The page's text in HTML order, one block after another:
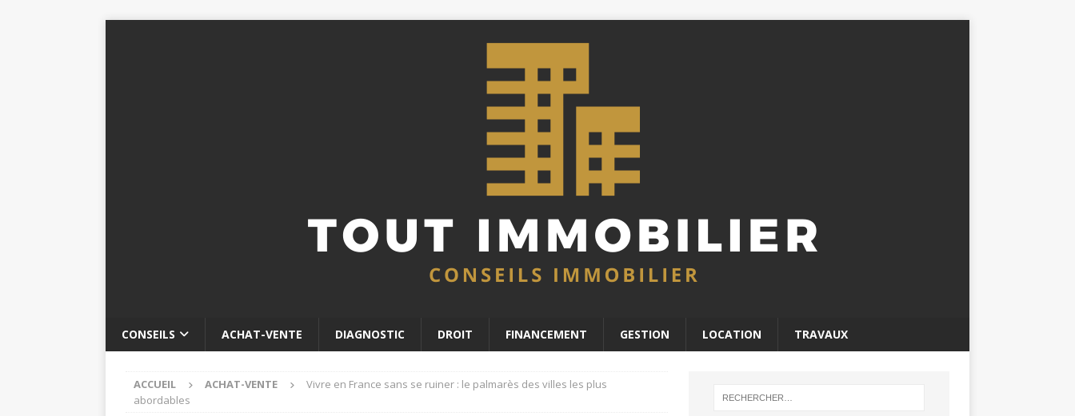
CONSEILS ACHAT-VENTE DIAGNOSTIC DROIT FINANCEMENT GESTION LOCATION TRAVAUX
ACCUEIL ACHAT-VENTE
Vivre en France sans se ruiner : le palmarès des villes les plus
abordables